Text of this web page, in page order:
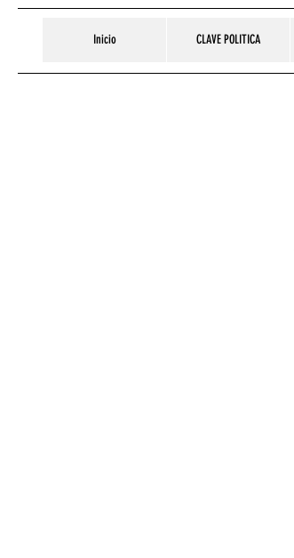
Inicio CLAVE POLITICA